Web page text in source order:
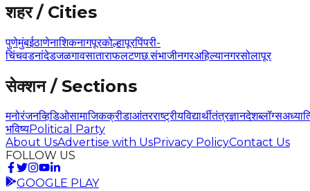
शहर / Cities
पुणेमुंबईठाणेनाशिकनागपूरकोल्हापूरपिंपरी-
चिंचवडनांदेडजळगावसाताराफलटणछ.संभाजीनगरअहिल्यानगरसोलापूर
सेक्शन / Sections
मनोरंजनव्हिडिओसामाजिकक्रीडाआंतरराष्ट्रीयविद्यार्थीतंत्रज्ञानदेशब्लॉग्स
भविष्यPolitical Party
About UsAdvertise with UsPrivacy PolicyContact Us
FOLLOW US
GOOGLE PLAY